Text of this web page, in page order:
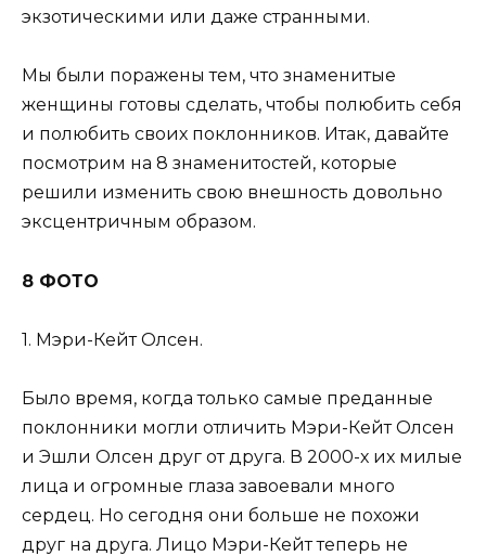
экзотическими или даже странными.
Мы были поражены тем, что знаменитые
женщины готовы сделать, чтобы полюбить себя
и полюбить своих поклонников. Итак, давайте
посмотрим на 8 знаменитостей, которые
решили изменить свою внешность довольно
эксцентричным образом.
8 ФОТО
1. Мэри-Кейт Олсен.
Было время, когда только самые преданные
поклонники могли отличить Мэри-Кейт Олсен
и Эшли Олсен друг от друга. В 2000-х их милые
лица и огромные глаза завоевали много
сердец. Но сегодня они больше не похожи
друг на друга. Лицо Мэри-Кейт теперь не